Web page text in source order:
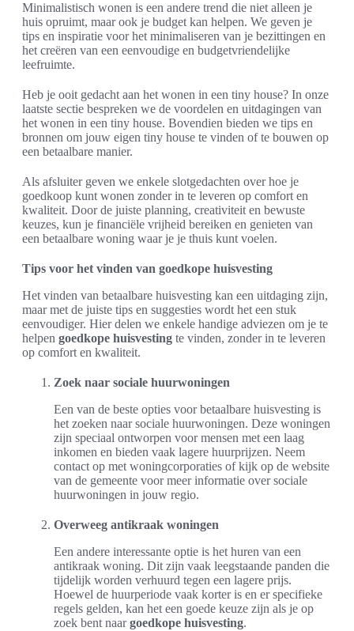
Minimalistisch wonen is een andere trend die niet alleen je
huis opruimt, maar ook je budget kan helpen. We geven je
tips en inspiratie voor het minimaliseren van je bezittingen en
het creëren van een eenvoudige en budgetvriendelijke
leefruimte.
Heb je ooit gedacht aan het wonen in een tiny house? In onze
laatste sectie bespreken we de voordelen en uitdagingen van
het wonen in een tiny house. Bovendien bieden we tips en
bronnen om jouw eigen tiny house te vinden of te bouwen op
een betaalbare manier.
Als afsluiter geven we enkele slotgedachten over hoe je
goedkoop kunt wonen zonder in te leveren op comfort en
kwaliteit. Door de juiste planning, creativiteit en bewuste
keuzes, kun je financiële vrijheid bereiken en genieten van
een betaalbare woning waar je je thuis kunt voelen.
Tips voor het vinden van goedkope huisvesting
Het vinden van betaalbare huisvesting kan een uitdaging zijn,
maar met de juiste tips en suggesties wordt het een stuk
eenvoudiger. Hier delen we enkele handige adviezen om je te
helpen goedkope huisvesting te vinden, zonder in te leveren
op comfort en kwaliteit.
Zoek naar sociale huurwoningen
Een van de beste opties voor betaalbare huisvesting is
het zoeken naar sociale huurwoningen. Deze woningen
zijn speciaal ontworpen voor mensen met een laag
inkomen en bieden vaak lagere huurprijzen. Neem
contact op met woningcorporaties of kijk op de website
van de gemeente voor meer informatie over sociale
huurwoningen in jouw regio.
Overweeg antikraak woningen
Een andere interessante optie is het huren van een
antikraak woning. Dit zijn vaak leegstaande panden die
tijdelijk worden verhuurd tegen een lagere prijs.
Hoewel de huurperiode vaak korter is en er specifieke
regels gelden, kan het een goede keuze zijn als je op
zoek bent naargoedkope huisvesting.